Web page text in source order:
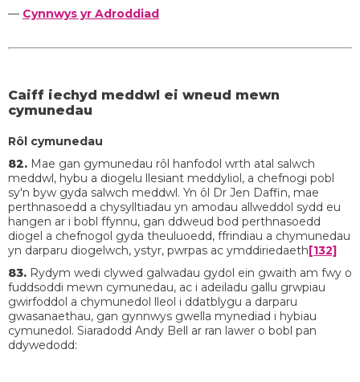
— Cynnwys yr Adroddiad
Caiff iechyd meddwl ei wneud mewn
cymunedau
Rôl cymunedau
82. Mae gan gymunedau rôl hanfodol wrth atal salwch
meddwl, hybu a diogelu llesiant meddyliol, a chefnogi pobl
sy'n byw gyda salwch meddwl. Yn ôl Dr Jen Daffin, mae
perthnasoedd a chysylltiadau yn amodau allweddol sydd eu
hangen ar i bobl ffynnu, gan ddweud bod perthnasoedd
diogel a chefnogol gyda theuluoedd, ffrindiau a chymunedau
yn darparu diogelwch, ystyr, pwrpas ac ymddiriedaeth [132]
83. Rydym wedi clywed galwadau gydol ein gwaith am fwy o
fuddsoddi mewn cymunedau, ac i adeiladu gallu grwpiau
gwirfoddol a chymunedol lleol i ddatblygu a darparu
gwasanaethau, gan gynnwys gwella mynediad i hybiau
cymunedol. Siaradodd Andy Bell ar ran lawer o bobl pan
ddywedodd: